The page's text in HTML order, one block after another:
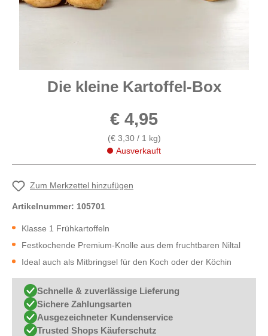
Die kleine Kartoffel-Box
€ 4,95
(€ 3,30 / 1 kg)
Ausverkauft
Zum Merkzettel hinzufügen
Artikelnummer: 105701
Klasse 1 Frühkartoffeln
Festkochende Premium-Knolle aus dem fruchtbaren Niltal
Ideal auch als Mitbringsel für den Koch oder der Köchin
Schnelle & zuverlässige Lieferung
Sichere Zahlungsarten
Ausgezeichneter Kundenservice
Trusted Shops Käuferschutz